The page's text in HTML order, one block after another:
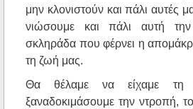
μην κλονιστούν και πάλι αυτές
νιώσουμε και πάλι αυτή
σκληράδα που φέρνει η
τη ζωή μας.
Θα θέλαμε να είχαμε
ξαναδοκιμάσουμε την ντροπή,